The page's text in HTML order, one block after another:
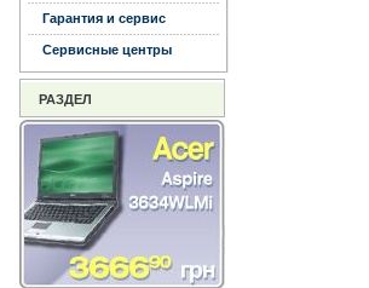
Гарантия и сервис
Сервисные центры
РАЗДЕЛ